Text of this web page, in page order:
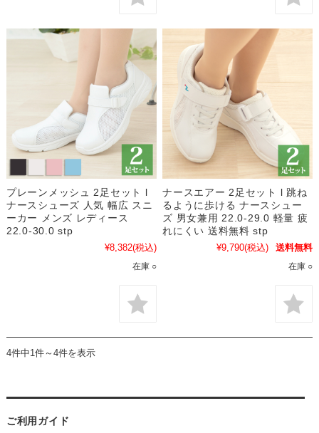
プレーンメッシュ 2足セット l
ナースシューズ 人気 幅広 スニ
ーカー メンズ レディース
22.0-30.0 stp
¥8,382(税込)
在庫 ○
ナースエアー 2足セット l 跳ね
るように歩ける ナースシュー
ズ 男女兼用 22.0-29.0 軽量 疲
れにくい 送料無料 stp
¥9,790(税込) 送料無料
在庫 ○
4件中1件～4件を表示
ご利用ガイド